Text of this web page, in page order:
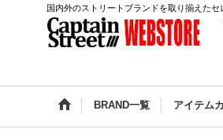
国内外のストリートブランドを取り揃えたセ
BRAND一覧 アイテム